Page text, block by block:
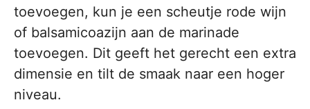
toevoegen, kun je een scheutje rode wijn
of balsamicoazijn aan de marinade
toevoegen. Dit geeft het gerecht een extra
dimensie en tilt de smaak naar een hoger
niveau.